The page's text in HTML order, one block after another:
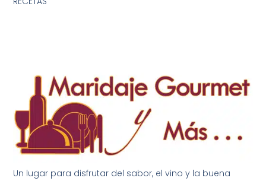
Un lugar para disfrutar del sabor, el vino y la buena